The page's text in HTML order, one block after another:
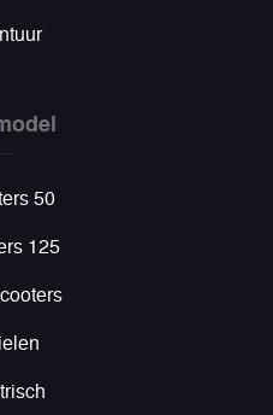
50
125